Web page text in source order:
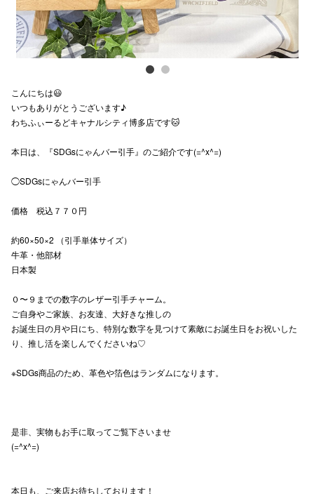
こんにちは😃
いつもありがとうございます♪
わちふぃーるどキャナルシティ博多店です🐱
本日は、『SDGsにゃんバー引手』のご紹介です(=^x^=)
◯SDGsにゃんバー引手
価格 税込７７０円
約60×50×2 （引手単体サイズ）
牛革・他部材
日本製
０〜９までの数字のレザー引手チャーム。
ご自身やご家族、お友達、大好きな推しの
お誕生日の月や日にち、特別な数字を見つけて素敵にお誕生日をお祝いした
り、推し活を楽しんでくださいね♡
※SDGs商品のため、革色や箔色はランダムになります。
是非、実物もお手に取ってご覧下さいませ
(=^x^=)
本日も、ご来店お待ちしております！
公式SNS